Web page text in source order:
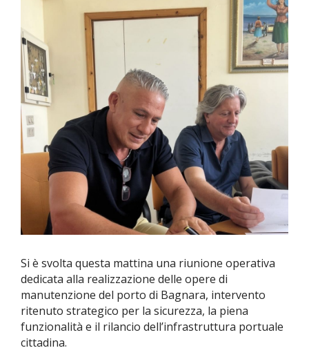
Si è svolta questa mattina una riunione operativa
dedicata alla realizzazione delle opere di
manutenzione del porto di Bagnara, intervento
ritenuto strategico per la sicurezza, la piena
funzionalità e il rilancio dell’infrastruttura portuale
cittadina.